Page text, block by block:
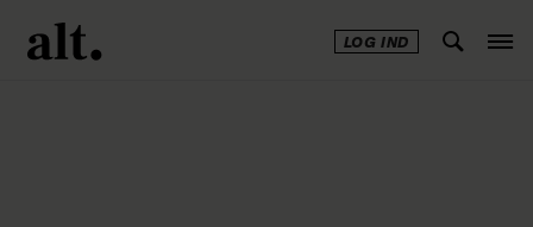
LOG IND